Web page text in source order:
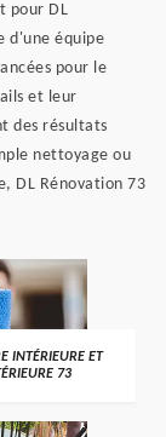
pour DL
d'une équipe
pour le
et leur
des résultats
nettoyage ou
DL Rénovation 73
INTÉRIEURE ET
73